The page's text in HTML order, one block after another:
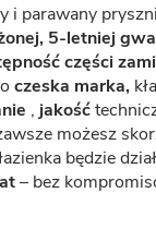
i parawany
5-letniej
części
czeska marka,
, jakość
możesz
będzie
– bez